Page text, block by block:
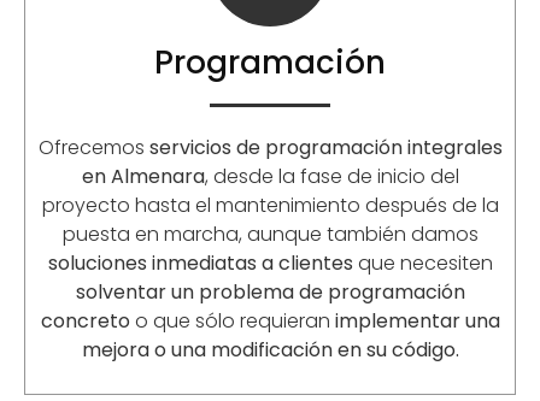
Programación
Ofrecemos servicios de programación integrales
en Almenara, desde la fase de inicio del
proyecto hasta el mantenimiento después de la
puesta en marcha, aunque también damos
soluciones inmediatas a clientes que necesiten
solventar un problema de programación
concreto o que sólo requieran implementar una
mejora o una modificación en su código.